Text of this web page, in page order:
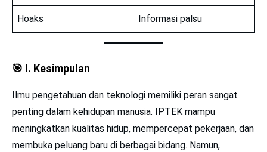
Hoaks Informasi palsu
🎯 I. Kesimpulan
Ilmu pengetahuan dan teknologi memiliki peran sangat
penting dalam kehidupan manusia. IPTEK mampu
meningkatkan kualitas hidup, mempercepat pekerjaan, dan
membuka peluang baru di berbagai bidang. Namun,